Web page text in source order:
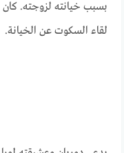
بسبب خيانته لزوجته. كان
لقاء السكوت عن الخيانة.